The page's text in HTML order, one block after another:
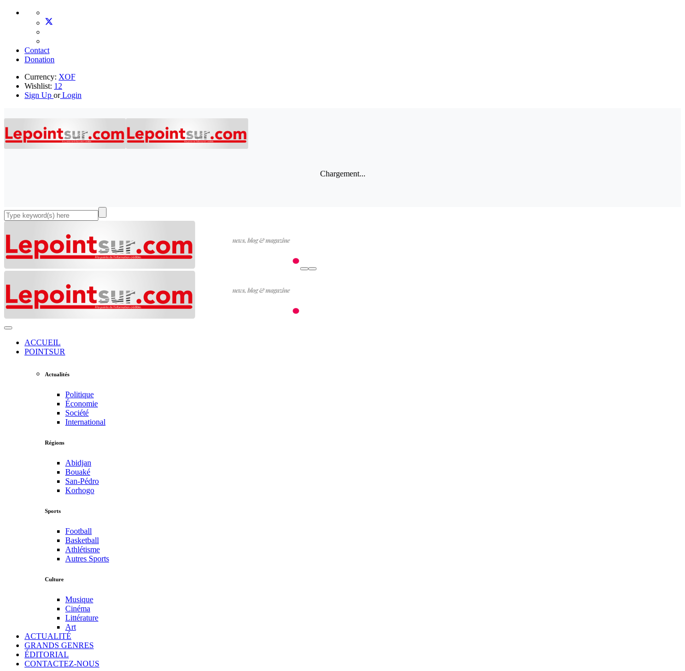
Contact
Donation
Currency: XOF
Wishlist: 12
Sign Up orLogin
Chargement...
ACCUEIL
POINTSUR
Actualités
Politique
Économie
Société
International
Régions
Abidjan
Bouaké
San-Pédro
Korhogo
Sports
Football
Basketball
Athlétisme
Autres Sports
Culture
Musique
Cinéma
Littérature
Art
ACTUALITÉ
GRANDS GENRES
ÉDITORIAL
CONTACTEZ-NOUS